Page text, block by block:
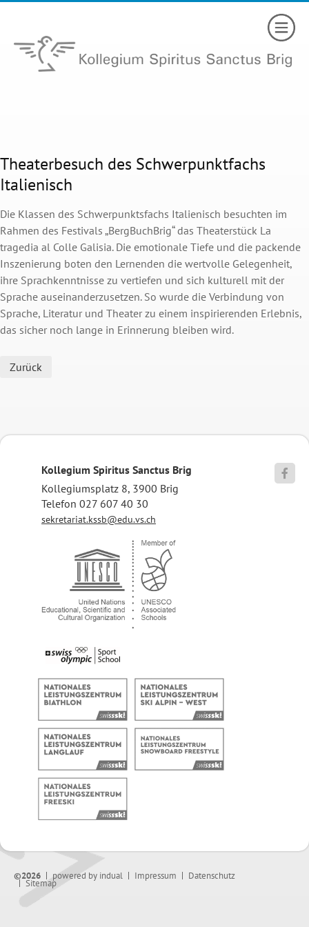
Theaterbesuch des Schwerpunktfachs
Italienisch
Die Klassen des Schwerpunktsfachs Italienisch besuchten im
Rahmen des Festivals „BergBuchBrig“ das Theaterstück La
tragedia al Colle Galisia. Die emotionale Tiefe und die packende
Inszenierung boten den Lernenden die wertvolle Gelegenheit,
ihre Sprachkenntnisse zu vertiefen und sich kulturell mit der
Sprache auseinanderzusetzen. So wurde die Verbindung von
Sprache, Literatur und Theater zu einem inspirierenden Erlebnis,
das sicher noch lange in Erinnerung bleiben wird.
Zurück
Kollegium Spiritus Sanctus Brig
Kollegiumsplatz 8, 3900 Brig
Telefon 027 607 40 30
sekretariat.kssb@edu.vs.ch

©2026 powered by indual Impressum Datenschutz
Sitemap